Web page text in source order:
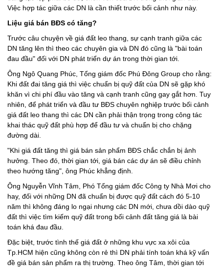
Việc hợp tác giữa các DN là cần thiết trước bối cảnh như này.
Liệu giá bán BĐS có tăng?
Trước câu chuyện về giá đất leo thang, sự cạnh tranh giữa các
DN tăng lên thì theo các chuyên gia và DN đó cũng là "bài toán
đau đầu" đối với DN phát triển dự án trong thời gian tới.
Ông Ngô Quang Phúc, Tổng giám đốc Phú Đông Group cho rằng:
Khi đất đai tăng giá thì việc chuẩn bị quỹ đất của DN sẽ gặp khó
khăn vì chi phí đầu vào tăng và cạnh tranh cũng gay gắt hơn. Tuy
nhiên, để phát triển và đầu tư BĐS chuyên nghiệp trước bối cảnh
giá đất leo thang thì các DN cần phải thận trọng trong công tác
khai thác quỹ đất phù hợp để đầu tư và chuẩn bị cho chặng
đường dài.
"Khi giá đất tăng thì giá bán sản phẩm BĐS chắc chắn bị ảnh
hưởng. Theo đó, thời gian tới, giá bán các dự án sẽ điều chỉnh
theo hướng tăng", ông Phúc khẳng định.
Ông Nguyễn Vĩnh Tâm, Phó Tổng giám đốc Công ty Nhà Mơi cho
hay, đối với những DN đã chuẩn bị được quỹ đất cách đó 5-10
năm thì không đáng lo ngại nhưng các DN mới, chưa dồi dào quỹ
đất thì việc tìm kiếm quỹ đất trong bối cảnh đất tăng giá là bài
toán khá đau đầu.
Đặc biệt, trước tình thế giá đất ở những khu vực xa xôi của
Tp.HCM hiện cũng không còn rẻ thì DN phải tính toán khá kỹ vấn
đề giá bán sản phẩm ra thị trường. Theo ông Tâm, thời gian tới